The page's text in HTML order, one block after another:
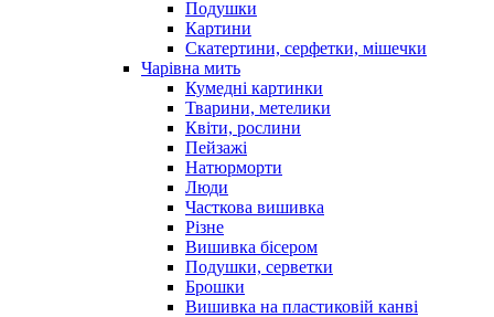
Подушки
Картини
Скатертини, серфетки, мішечки
Чарiвна мить
Кумедні картинки
Тварини, метелики
Квіти, рослини
Пейзажі
Натюрморти
Люди
Часткова вишивка
Різне
Вишивка бісером
Подушки, серветки
Брошки
Вишивка на пластиковій канві